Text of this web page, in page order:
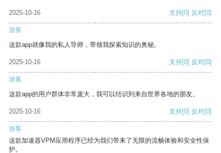
2025-10-16 支持[0] 反对[0]
游客
这款app就像我的私人导师，带领我探索知识的奥秘。
2025-10-16 支持[0] 反对[0]
游客
这款app的用户群体非常庞大，我可以结识到来自世界各地的朋友。
2025-10-16 支持[0] 反对[0]
游客
这款加速器VPM应用程序已经为我们带来了无限的流畅体验和安全性保
护。